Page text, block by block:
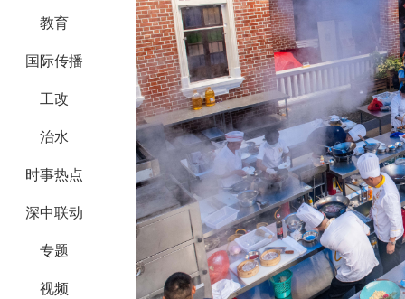
教育
国际传播
工改
治水
时事热点
深中联动
专题
视频